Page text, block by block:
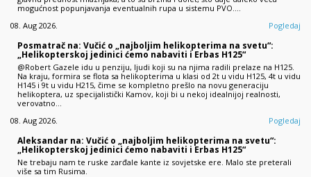
mogućnost popunjavanja eventualnih rupa u sistemu PVO.…
08. Aug 2026.
Pogledaj
Posmatrač na: Vučić o „najboljim helikopterima na svetu“:
„Helikopterskoj jedinici ćemo nabaviti i Erbas H125“
@Robert Gazele idu u penziju, ljudi koji su na njima radili prelaze na H125.
Na kraju, formira se flota sa helikopterima u klasi od 2t u vidu H125, 4t u vidu
H145 i 9t u vidu H215, čime se kompletno prešlo na novu generaciju
helikoptera, uz specijalistički Kamov, koji bi u nekoj idealnijoj realnosti,
verovatno…
08. Aug 2026.
Pogledaj
Aleksandar na: Vučić o „najboljim helikopterima na svetu“:
„Helikopterskoj jedinici ćemo nabaviti i Erbas H125“
Ne trebaju nam te ruske zarđale kante iz sovjetske ere. Malo ste preterali
više sa tim Rusima.